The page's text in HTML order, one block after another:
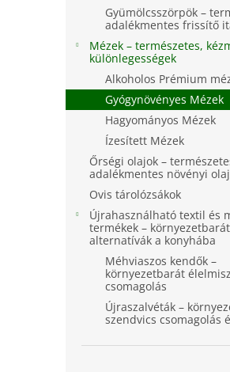
Gyümölcsszörpök –
adalékmentes frissítő
Mézek – természetes,
különlegességek
Alkoholos Prémium
Gyógynövényes Mézek
Hagyományos Mézek
Ízesített Mézek
Őrségi olajok –
adalékmentes növényi
Ovis tárolózsákok
Újrahasználható textil és
termékek – környezetbarát
alternatívák a konyhába
Méhviaszos kendők –
környezetbarát
csomagolás
Újraszalvéták –
szendvics csomagolás